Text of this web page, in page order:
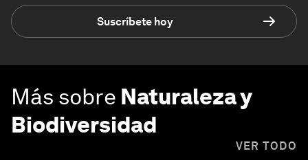
Suscríbete hoy
Más sobre Naturaleza y
Biodiversidad
VER TODO